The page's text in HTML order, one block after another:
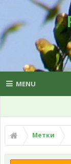
MENU
Метки